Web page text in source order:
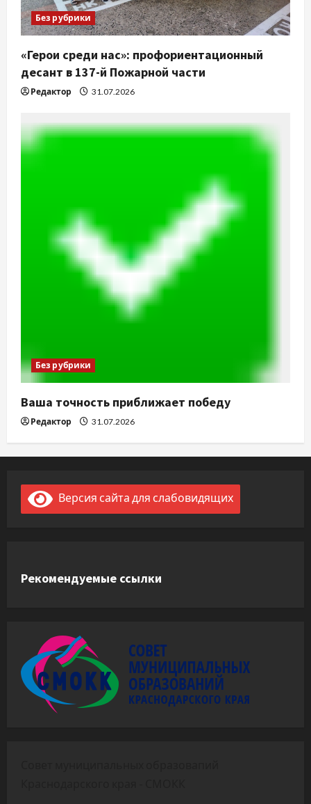
Без рубрики
«Герои среди нас»: профориентационный
десант в 137-й Пожарной части
Редактор 31.07.2026
Без рубрики
Ваша точность приближает победу
Редактор 31.07.2026
Версия сайта для слабовидящих
Рекомендуемые ссылки